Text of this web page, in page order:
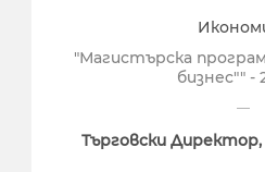
"Магистърска
бизнес"" -
Търговски